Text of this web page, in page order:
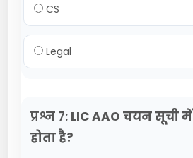
CS
Legal
प्रश्न 7: LIC AAO चयन सूची
होता है?